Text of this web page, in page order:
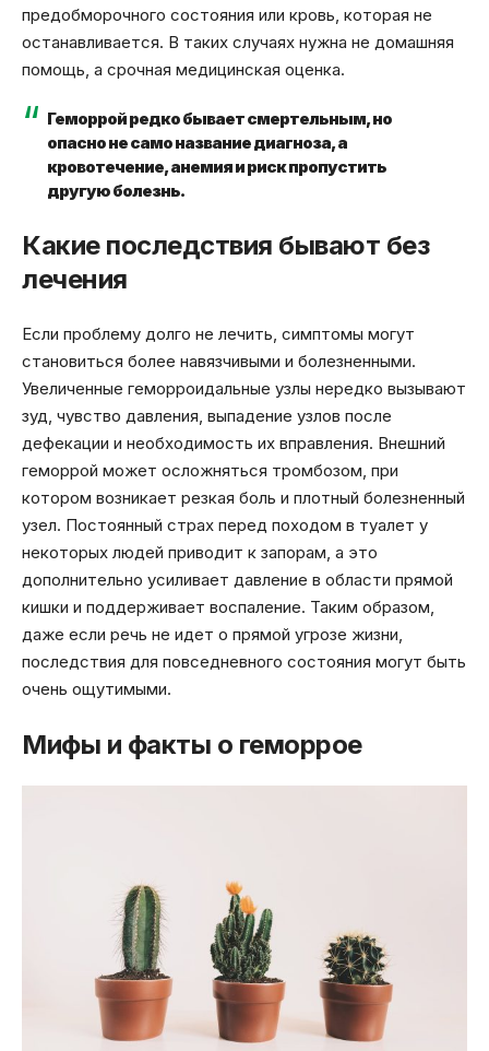
предобморочного состояния или кровь, которая не
останавливается. В таких случаях нужна не домашняя
помощь, а срочная медицинская оценка.
Геморрой редко бывает смертельным, но
опасно не само название диагноза, а
кровотечение, анемия и риск пропустить
другую болезнь.
Какие последствия бывают без
лечения
Если проблему долго не лечить, симптомы могут
становиться более навязчивыми и болезненными.
Увеличенные геморроидальные узлы нередко вызывают
зуд, чувство давления, выпадение узлов после
дефекации и необходимость их вправления. Внешний
геморрой может осложняться тромбозом, при
котором возникает резкая боль и плотный болезненный
узел. Постоянный страх перед походом в туалет у
некоторых людей приводит к запорам, а это
дополнительно усиливает давление в области прямой
кишки и поддерживает воспаление. Таким образом,
даже если речь не идет о прямой угрозе жизни,
последствия для повседневного состояния могут быть
очень ощутимыми.
Мифы и факты о геморрое